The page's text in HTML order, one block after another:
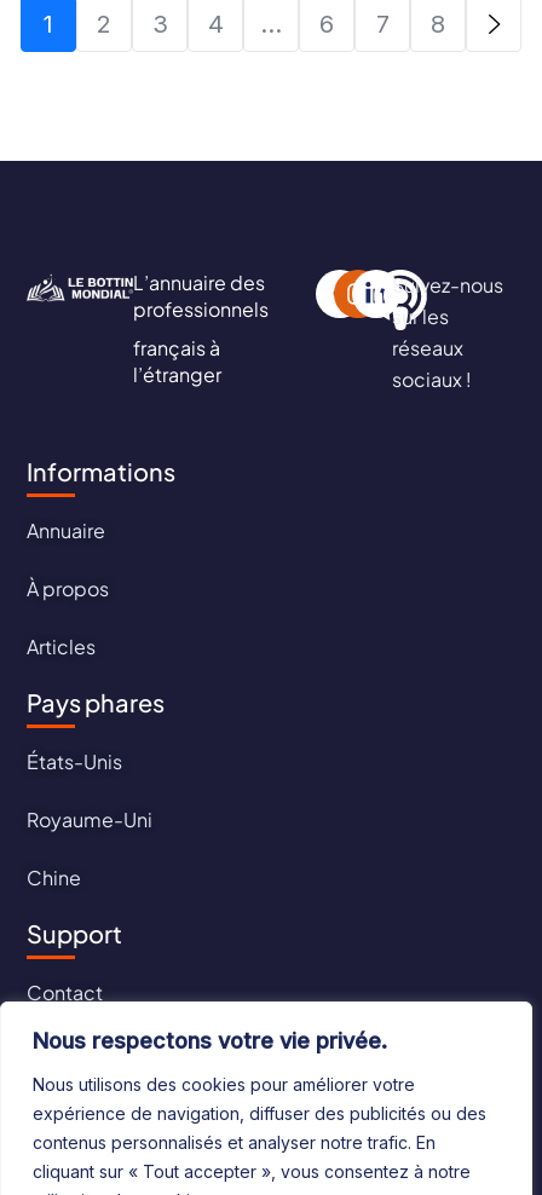
Nous respectons votre vie privée.
Nous utilisons des cookies pour améliorer votre
expérience de navigation, diffuser des publicités ou des
contenus personnalisés et analyser notre trafic. En
cliquant sur « Tout accepter », vous consentez à notre
1 2 3 4 … 6 7 8
L’annuaire des
professionnels
français à
l’étranger
Suivez-nous
sur les
réseaux
sociaux !
Informations
Annuaire
À propos
Articles
Pays phares
États-Unis
Royaume-Uni
Chine
Support
Contact
CGU
CGV